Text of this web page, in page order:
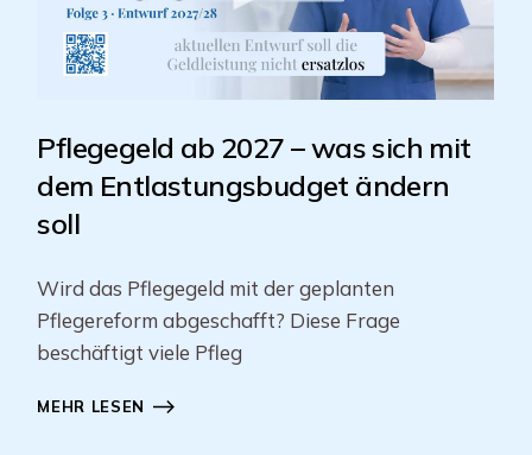
Pflegegeld ab 2027 – was sich mit
dem Entlastungsbudget ändern
soll
Wird das Pflegegeld mit der geplanten
Pflegereform abgeschafft? Diese Frage
beschäftigt viele Pfleg
MEHR LESEN